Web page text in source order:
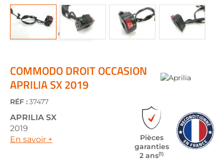
the
beginning
of
the
images
gallery
COMMODO DROIT OCCASION
APRILIA SX 2019
RÉF :37477
APRILIA SX
2019
En savoir +
Pièces
garanties
2 ans(1)